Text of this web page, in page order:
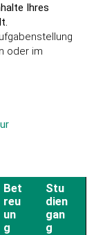
Ihres
oder im
Bet
reu
un
g
Stu
dien
gan
g